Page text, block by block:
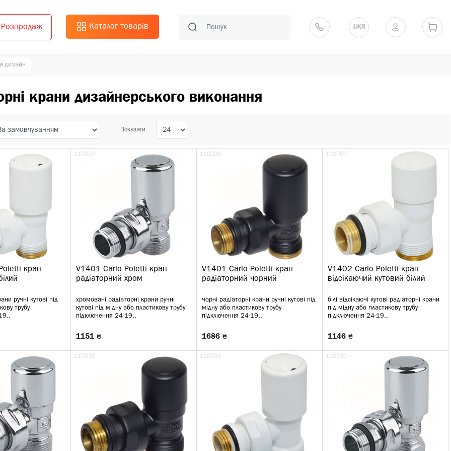
Розпродаж Каталог товарів UKR
дизайн
крани дизайнерського виконання
Показати
кран
ручні кутові під
трубу
V1401 Carlo Poletti кран
радіаторний хром
хромовані радіаторні крани ручні
кутові під мідну або пластикову трубу
підключення 24-19..
110024
1151 ₴
V1401 Carlo Poletti кран
радіаторний чорний
чорні радіаторні крани ручні кутові під
мідну або пластикову трубу
підключення 24-19..
110026
1686 ₴
V1402 Carlo Poletti кран
відсікаючий кутовий білий
білі відсікаючі кутові радіаторні крани
під мідну або пластикову трубу
підключення 24-19..
110050
1146 ₴
110038 110033 110030